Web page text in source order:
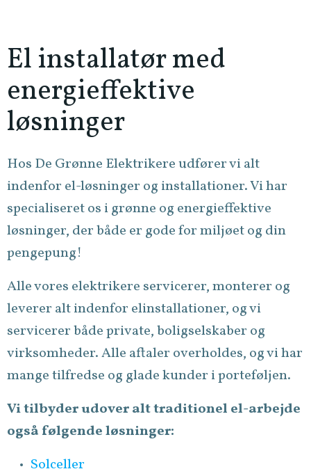
El installatør med
energieffektive
løsninger
Hos De Grønne Elektrikere udfører vi alt
indenfor el-løsninger og installationer. Vi har
specialiseret os i grønne og energieffektive
løsninger, der både er gode for miljøet og din
pengepung!
Alle vores elektrikere servicerer, monterer og
leverer alt indenfor elinstallationer, og vi
servicerer både private, boligselskaber og
virksomheder. Alle aftaler overholdes, og vi har
mange tilfredse og glade kunder i porteføljen.
Vi tilbyder udover alt traditionel el-arbejde
også følgende løsninger:
Solceller